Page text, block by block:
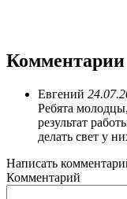
Комментарии
Евгений
Ребята
результат
делать свет у
Написать
Комментарий